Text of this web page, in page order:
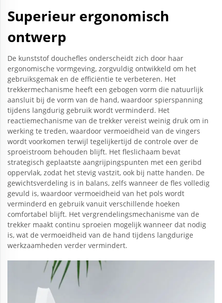
Superieur ergonomisch
ontwerp
De kunststof douchefles onderscheidt zich door haar
ergonomische vormgeving, zorgvuldig ontwikkeld om het
gebruiksgemak en de efficiëntie te verbeteren. Het
trekkermechanisme heeft een gebogen vorm die natuurlijk
aansluit bij de vorm van de hand, waardoor spierspanning
tijdens langdurig gebruik wordt verminderd. Het
reactiemechanisme van de trekker vereist weinig druk om in
werking te treden, waardoor vermoeidheid van de vingers
wordt voorkomen terwijl tegelijkertijd de controle over de
sproeistroom behouden blijft. Het fleslichaam bevat
strategisch geplaatste aangrijpingspunten met een geribd
oppervlak, zodat het stevig vastzit, ook bij natte handen. De
gewichtsverdeling is in balans, zelfs wanneer de fles volledig
gevuld is, waardoor vermoeidheid van het pols wordt
verminderd en gebruik vanuit verschillende hoeken
comfortabel blijft. Het vergrendelingsmechanisme van de
trekker maakt continu sproeien mogelijk wanneer dat nodig
is, wat de vermoeidheid van de hand tijdens langdurige
werkzaamheden verder vermindert.